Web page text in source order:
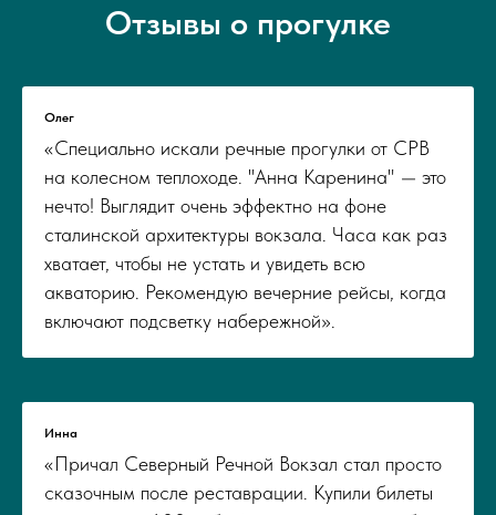
Отзывы о прогулке
Олег
«Специально искали речные прогулки от СРВ
на колесном теплоходе. "Анна Каренина" — это
нечто! Выглядит очень эффектно на фоне
сталинской архитектуры вокзала. Часа как раз
хватает, чтобы не устать и увидеть всю
акваторию. Рекомендую вечерние рейсы, когда
включают подсветку набережной».
Инна
«Причал Северный Речной Вокзал стал просто
сказочным после реставрации. Купили билеты